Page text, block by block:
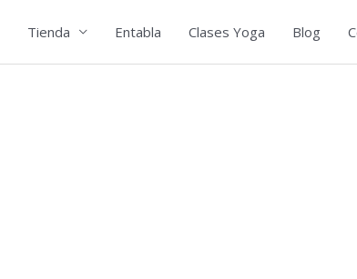
Tienda Entabla Clases Yoga Blog